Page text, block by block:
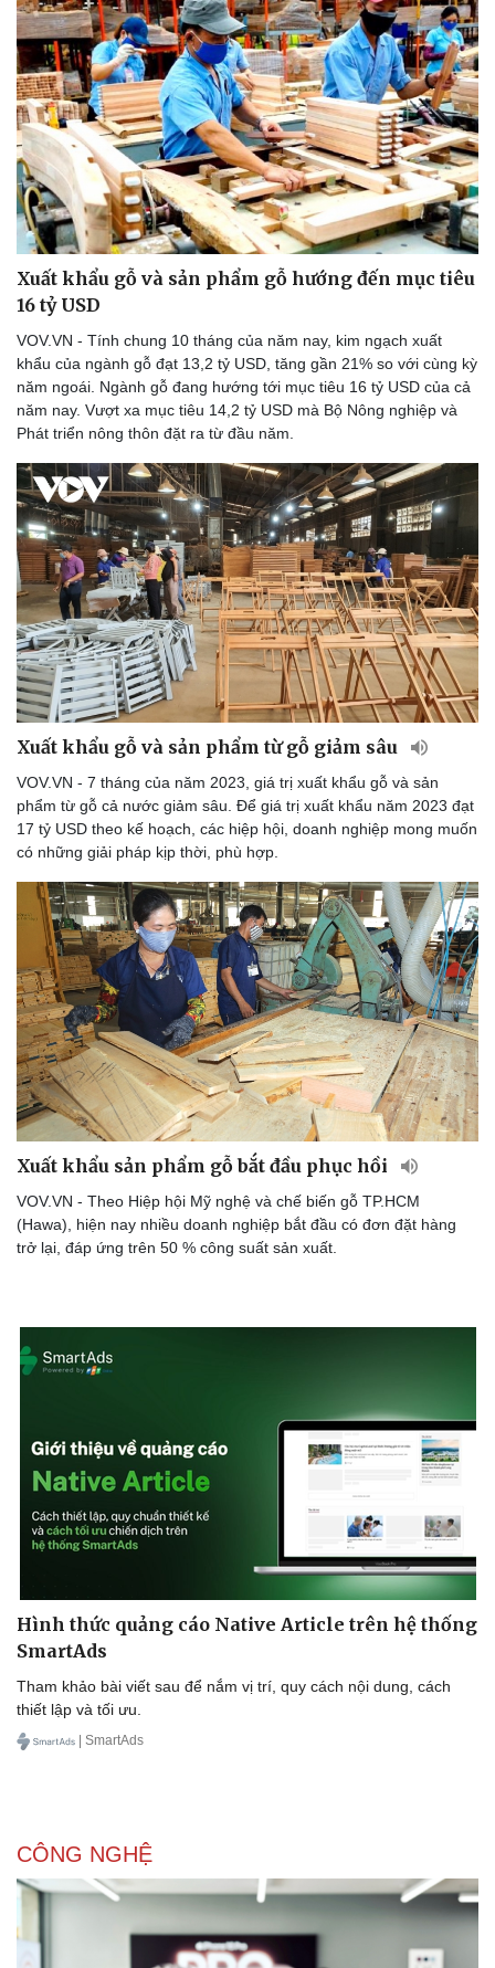
Doanh nghiệp
Thông tin doanh nghiệp
Doanh nghiệp 24h
Doanh nhân
Vì cộng đồng
Công nghệ
Sành điệu
Tin Công nghệ
Trải nghiệm
Chuyển đổi số
Sức khỏe
Dinh dưỡng - món ngon
Cây thuốc
Sản phụ khoa
Nhi khoa
Ăn sạch sống khỏe
Nhà đẹp
Xuất khẩu gỗ và sản phẩm gỗ hướng đến mục tiêu
16 tỷ USD
VOV.VN - Tính chung 10 tháng của năm nay, kim ngạch xuất
khẩu của ngành gỗ đạt 13,2 tỷ USD, tăng gần 21% so với cùng kỳ
năm ngoái. Ngành gỗ đang hướng tới mục tiêu 16 tỷ USD của cả
năm nay. Vượt xa mục tiêu 14,2 tỷ USD mà Bộ Nông nghiệp và
Phát triển nông thôn đặt ra từ đầu năm.
Xuất khẩu gỗ và sản phẩm từ gỗ giảm sâu
VOV.VN - 7 tháng của năm 2023, giá trị xuất khẩu gỗ và sản
phẩm từ gỗ cả nước giảm sâu. Để giá trị xuất khẩu năm 2023 đạt
17 tỷ USD theo kế hoạch, các hiệp hội, doanh nghiệp mong muốn
có những giải pháp kịp thời, phù hợp.
Xuất khẩu sản phẩm gỗ bắt đầu phục hồi
VOV.VN - Theo Hiệp hội Mỹ nghệ và chế biến gỗ TP.HCM
(Hawa), hiện nay nhiều doanh nghiệp bắt đầu có đơn đặt hàng
trở lại, đáp ứng trên 50 % công suất sản xuất.
Hình thức quảng cáo Native Article trên hệ thống
SmartAds
Tham khảo bài viết sau để nắm vị trí, quy cách nội dung, cách
thiết lập và tối ưu.
| SmartAds
CÔNG NGHỆ